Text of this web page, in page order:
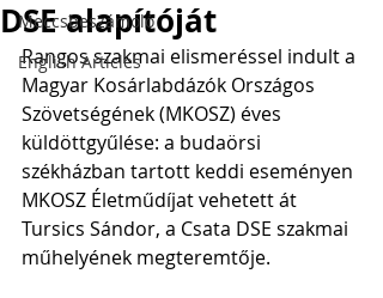
Meccsbeszámoló
English Articles
DSE alapítóját
Rangos szakmai elismeréssel indult a
Magyar Kosárlabdázók Országos
Szövetségének (MKOSZ) éves
küldöttgyűlése: a budaörsi
székházban tartott keddi eseményen
MKOSZ Életműdíjat vehetett át
Tursics Sándor, a Csata DSE szakmai
műhelyének megteremtője.